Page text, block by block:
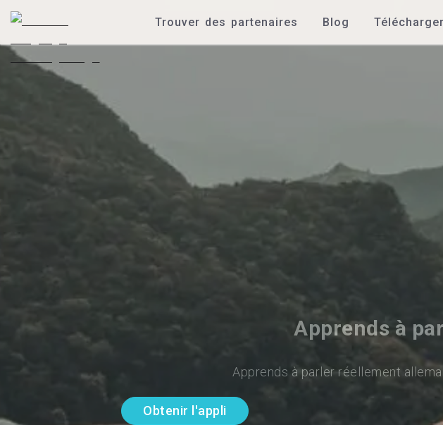
Trouver des partenaires Blog Télécharger
Apprends à
Apprends à parler réellement
Obtenir l'appli